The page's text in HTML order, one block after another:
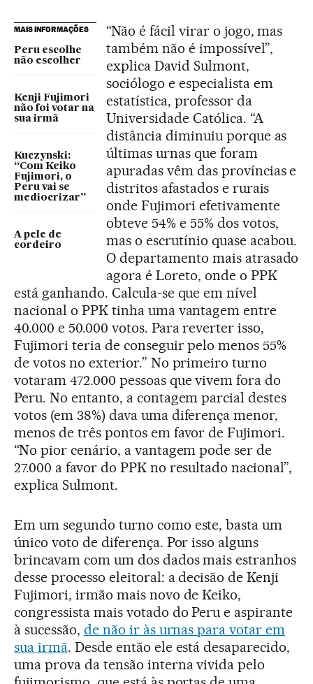
MAIS INFORMAÇÕES
Peru escolhe
não escolher
Kenji Fujimori
não foi votar na
sua irmã
Kuczynski:
“Com Keiko
Fujimori, o
Peru vai se
mediocrizar”
A pele de
cordeiro
“Não é fácil virar o jogo, mas
também não é impossível”,
explica David Sulmont,
sociólogo e especialista em
estatística, professor da
Universidade Católica. “A
distância diminuiu porque as
últimas urnas que foram
apuradas vêm das províncias e
distritos afastados e rurais
onde Fujimori efetivamente
obteve 54% e 55% dos votos,
mas o escrutínio quase acabou.
O departamento mais atrasado
agora é Loreto, onde o PPK
está ganhando. Calcula-se que em nível
nacional o PPK tinha uma vantagem entre
40.000 e 50.000 votos. Para reverter isso,
Fujimori teria de conseguir pelo menos 55%
de votos no exterior.” No primeiro turno
votaram 472.000 pessoas que vivem fora do
Peru. No entanto, a contagem parcial destes
votos (em 38%) dava uma diferença menor,
menos de três pontos em favor de Fujimori.
“No pior cenário, a vantagem pode ser de
27.000 a favor do PPK no resultado nacional”,
explica Sulmont.
Em um segundo turno como este, basta um
único voto de diferença. Por isso alguns
brincavam com um dos dados mais estranhos
desse processo eleitoral: a decisão de Kenji
Fujimori, irmão mais novo de Keiko,
congressista mais votado do Peru e aspirante
à sucessão, de não ir às urnas para votar em
sua irmã. Desde então ele está desaparecido,
uma prova da tensão interna vivida pelo